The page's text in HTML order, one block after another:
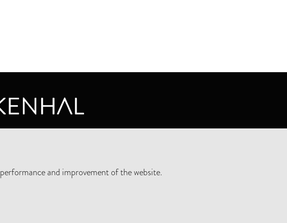
and improvement of the website.